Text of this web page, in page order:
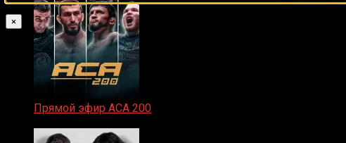
Прямой эфир ACA 200
×